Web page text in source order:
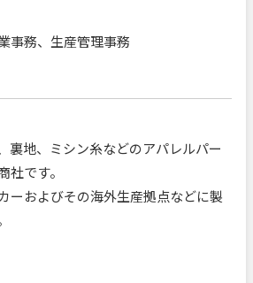
事務、生産管理事務
裏地、ミシン糸などのアパレルパー
社です。
ーおよびその海外生産拠点などに製